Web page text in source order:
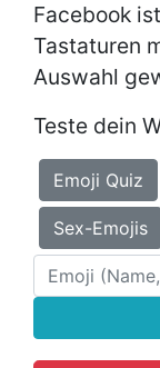
Facebook
Tastaturen
Auswahl
Teste dein
Emoji Quiz
Sex-Emojis